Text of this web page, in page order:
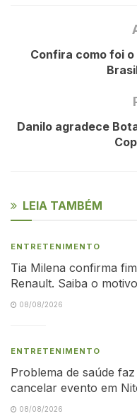
Confira como foi
Danilo agradece
LEIA TAMBÉM
ENTRETENIMENTO
Tia Milena confirma
Renault. Saiba o motivo
08/08/2026
ENTRETENIMENTO
Problema de saúde
cancelar evento em
08/08/2026